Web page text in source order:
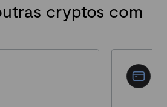
cryptos com